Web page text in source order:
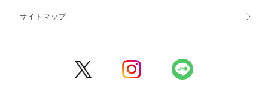
キャンセル・返品・交換
サイトマップ